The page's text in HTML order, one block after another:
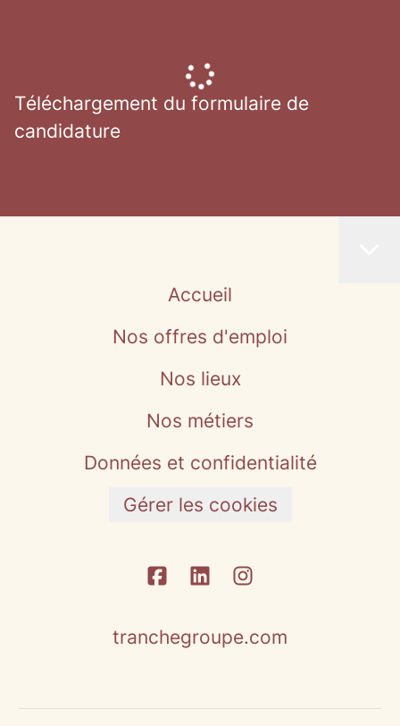
Téléchargement du formulaire de
candidature
Accueil
Nos offres d'emploi
Nos lieux
Nos métiers
Données et confidentialité
Gérer les cookies
tranchegroupe.com